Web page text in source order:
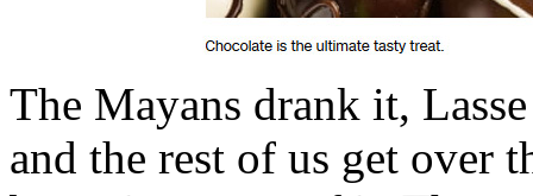
The Mayans drank it,
and the rest of us get over